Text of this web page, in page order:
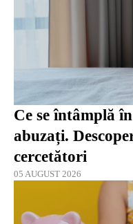
Ce se întâmplă
abuzați.
cercetători
05 AUGUST 2026